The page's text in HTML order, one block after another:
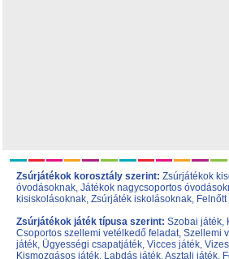
Zsúrjátékok korosztály szerint: Zsúrjátékok
óvodásoknak, Játékok nagycsoportos
kisiskolásoknak, Zsúrjáték iskolásoknak,
Zsúrjátékok játék típusa szerint: Szobai játék,
Csoportos szellemi vetélkedő feladat, Szellemi
játék, Ügyességi csapatjáték, Vicces játék,
Kismozgásos játék, Labdás játék,Asztali játék,